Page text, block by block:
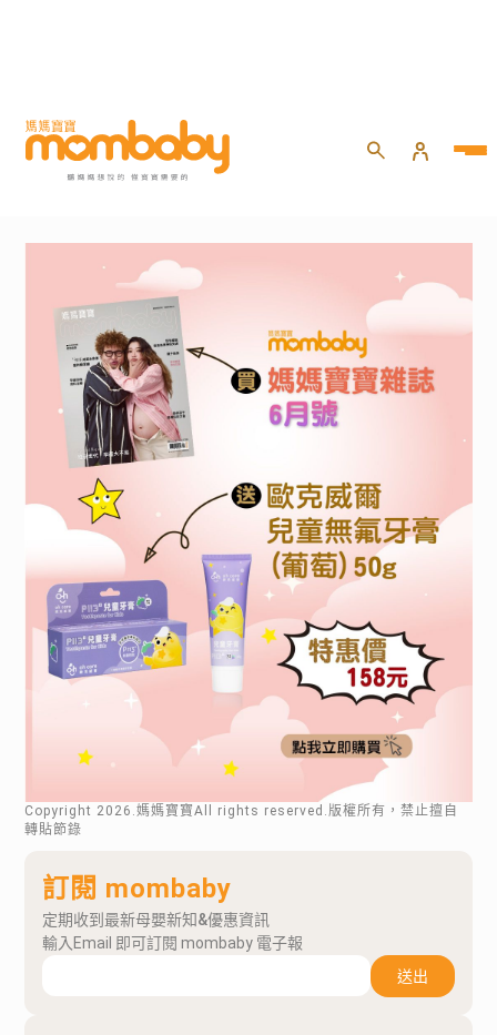
Copyright 2026 .媽媽寶寶All rights reserved.版權所有，禁止擅自
轉貼節錄
訂閱 mombaby
定期收到最新母嬰新知&優惠資訊
輸入Email 即可訂閱 mombaby 電子報
送出